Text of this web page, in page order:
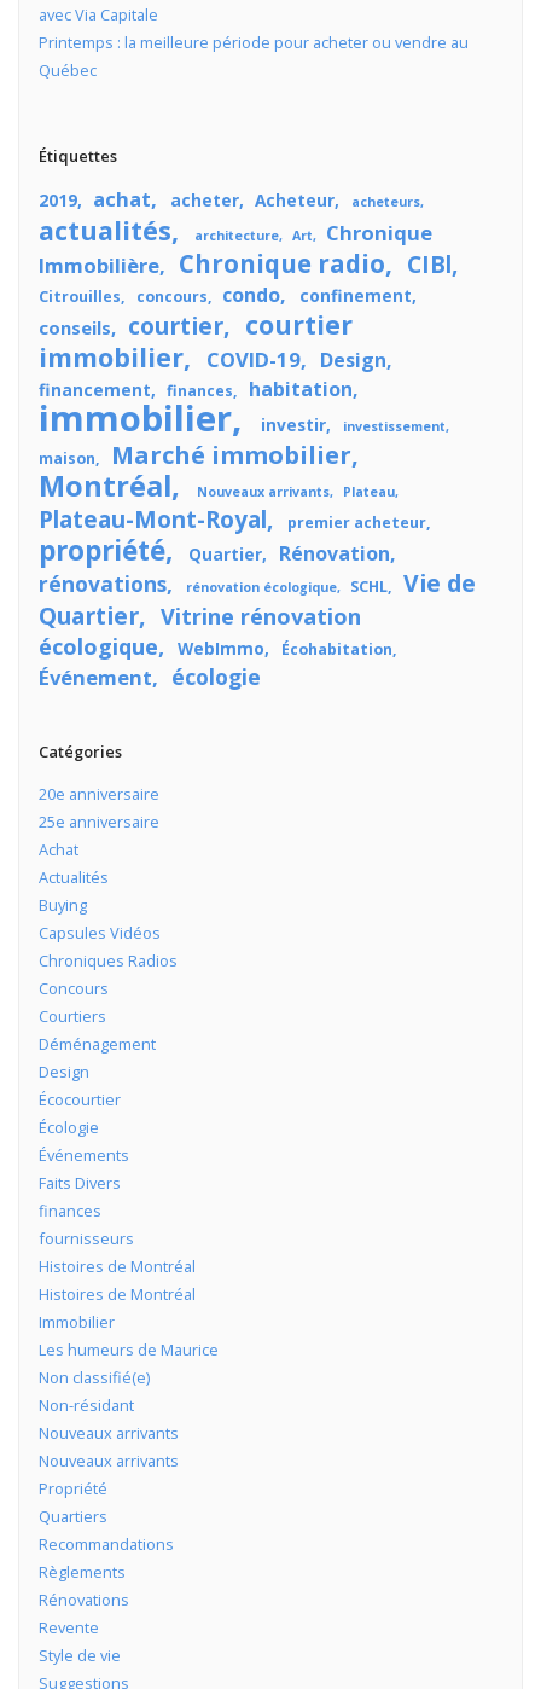
avec Via Capitale
Printemps : la meilleure période pour acheter ou vendre au
Québec
Étiquettes
2019 achat acheter Acheteur acheteurs
actualités architecture Art
Chronique
Immobilière
Chronique radio CIBl
Citrouilles concours condo confinement
conseils courtier
courtier
immobilier
COVID-19 Design
financement finances habitation
immobilier investir investissement
maison Marché immobilier
Montréal Nouveaux arrivants Plateau
Plateau-Mont-Royal premier acheteur
propriété Quartier Rénovation
rénovations rénovation écologique SCHL
Vie de
Quartier
Vitrine rénovation
écologique
WebImmo Écohabitation
Événement écologie
Catégories
20e anniversaire
25e anniversaire
Achat
Actualités
Buying
Capsules Vidéos
Chroniques Radios
Concours
Courtiers
Déménagement
Design
Écocourtier
Écologie
Événements
Faits Divers
finances
fournisseurs
Histoires de Montréal
Histoires de Montréal
Immobilier
Les humeurs de Maurice
Non classifié(e)
Non-résidant
Nouveaux arrivants
Nouveaux arrivants
Propriété
Quartiers
Recommandations
Règlements
Rénovations
Revente
Style de vie
Suggestions